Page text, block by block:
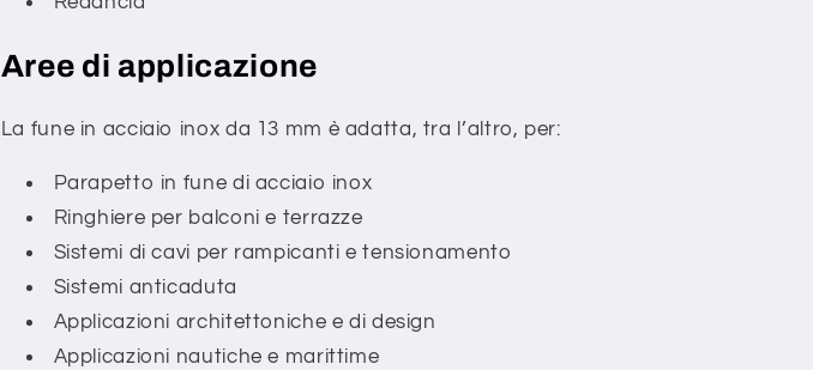
Aree di applicazione
La fune in acciaio inox da 13 mm è adatta, tra l’altro, per:
Parapetto in fune di acciaio inox
Ringhiere per balconi e terrazze
Sistemi di cavi per rampicanti e tensionamento
Sistemi anticaduta
Applicazioni architettoniche e di design
Applicazioni nautiche e marittime